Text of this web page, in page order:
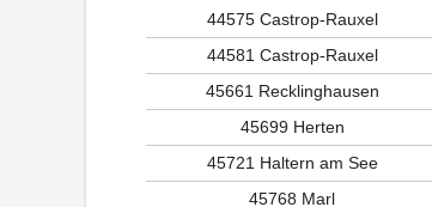
44575 Castrop-Rauxel
44581 Castrop-Rauxel
45661 Recklinghausen
45699 Herten
45721 Haltern am See
45768 Marl